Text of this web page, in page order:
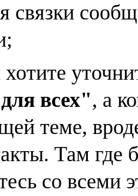
связки
всех", а
теме,
Там где
со всеми